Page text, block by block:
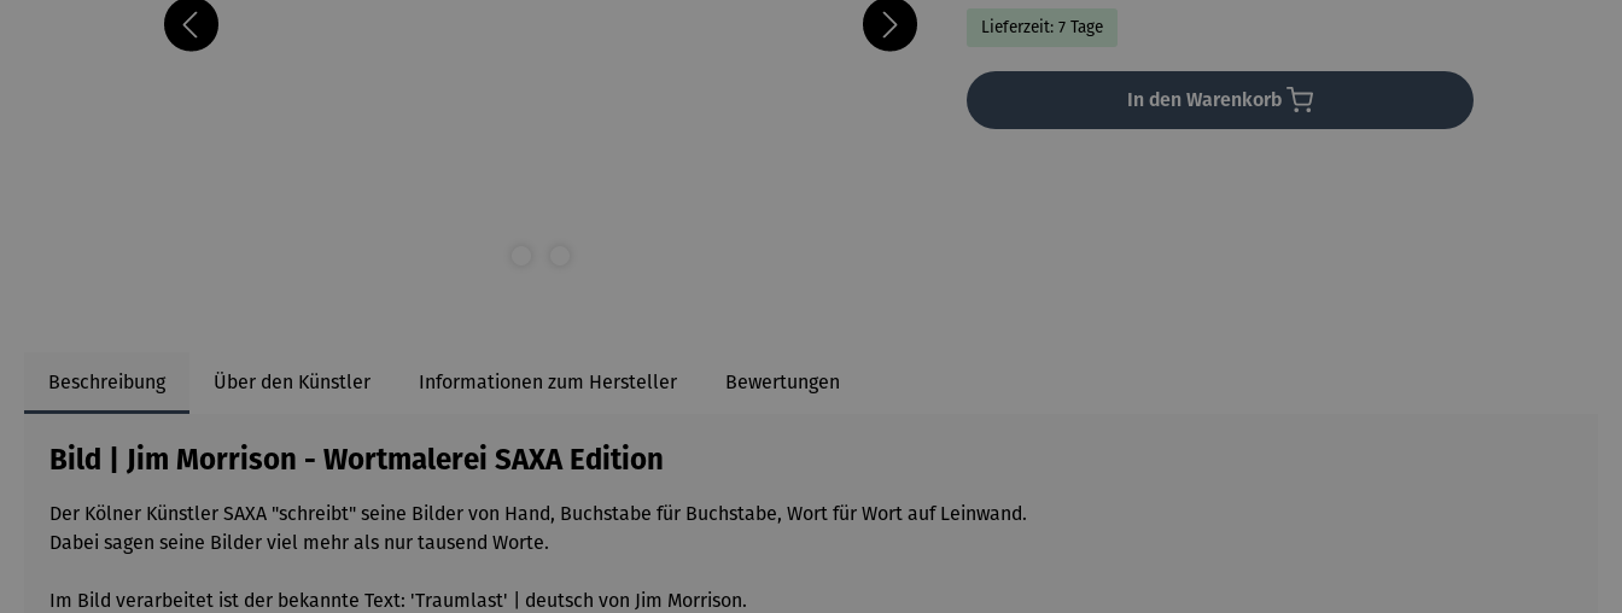
Lieferzeit: 7 Tage
In den Warenkorb
Beschreibung Über den Künstler Informationen zum Hersteller Bewertungen
Bild | Jim Morrison - Wortmalerei SAXA Edition
Der Kölner Künstler SAXA "schreibt" seine Bilder von Hand, Buchstabe für Buchstabe, Wort für Wort auf Leinwand.
Dabei sagen seine Bilder viel mehr als nur tausend Worte.
Im Bild verarbeitet ist der bekannte Text: 'Traumlast' | deutsch von Jim Morrison.